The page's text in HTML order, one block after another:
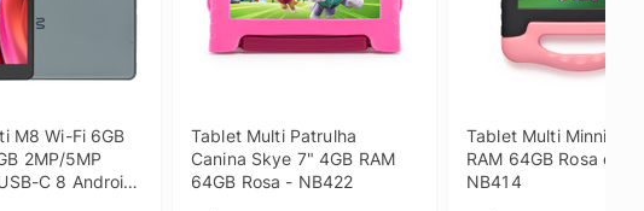
M8 Wi-Fi 6GB
2MP/5MP
C 8 Android
Tablet Multi Patrulha
Canina Skye 7" 4GB RAM
64GB Rosa - NB422
Tablet Multi Minnie 7"
RAM 64GB Rosa e
NB414